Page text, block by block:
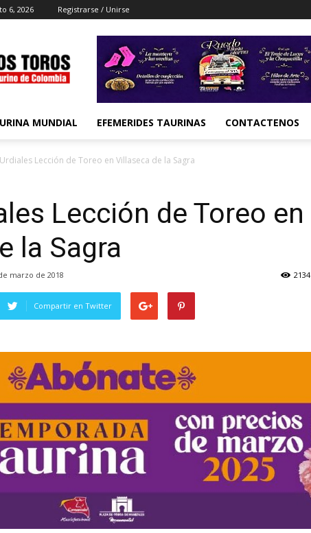
6, 2026 Registrarse / Unirse
MUNDIAL EFEMERIDES TAURINAS CONTACTENOS
Lección de Toreo en Villaseca de la Sagra
Lección de Toreo en
la Sagra
marzo de 2018 2134
Compartir en Twitter